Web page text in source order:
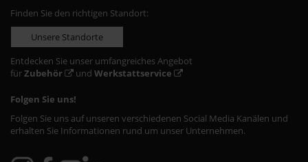
Finden Sie den richtigen Standort:
Unsere Standorte
Entdecken Sie unser umfangreiches Angebot
fürZubehör und Werkstattservice
Folgen Sie uns!
Folgen Sie uns auf unseren verschiedenen Social Media Kanälen und
erhalten Sie Informationen rund um unser Unternehmen.